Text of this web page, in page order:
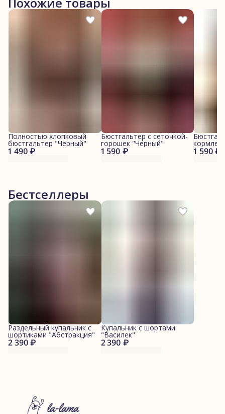
1 490 ₽
Полностью хлопковый
бюстгальтер "Черный"
1 590 ₽
Бюстгальтер с сеточкой-
горошек "Черный"
1 590 ₽
Бестселлеры
2 390 ₽
Раздельный купальник с
шортиками "Абстракция"
2 390 ₽
Купальник с шортами
"Василек"